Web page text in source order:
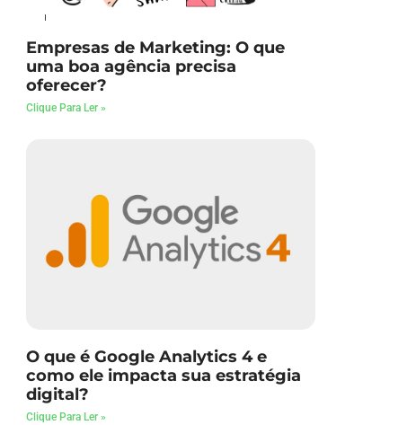
Empresas de Marketing: O que
uma boa agência precisa
oferecer?
Clique Para Ler »
O que é Google Analytics 4 e
como ele impacta sua estratégia
digital?
Clique Para Ler »